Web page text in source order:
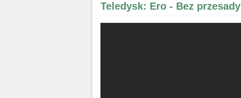
Teledysk: Ero - Bez przesady